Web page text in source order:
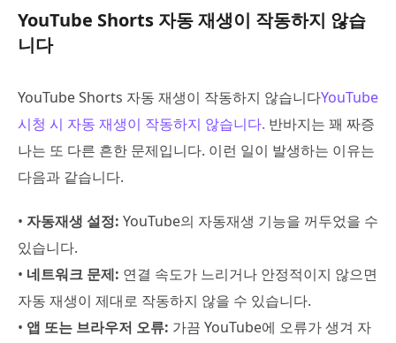
YouTube Shorts 자동 재생이 작동하지 않습
니다
YouTube Shorts 자동 재생이 작동하지 않습니다YouTube
시청 시 자동 재생이 작동하지 않습니다. 반바지는 꽤 짜증
나는 또 다른 흔한 문제입니다. 이런 일이 발생하는 이유는
다음과 같습니다.
• 자동재생 설정: YouTube의 자동재생 기능을 꺼두었을 수
있습니다.
• 네트워크 문제: 연결 속도가 느리거나 안정적이지 않으면
자동 재생이 제대로 작동하지 않을 수 있습니다.
• 앱 또는 브라우저 오류: 가끔 YouTube에 오류가 생겨 자